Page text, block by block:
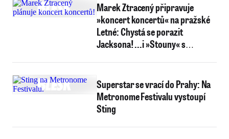
Marek Ztracený připravuje
»koncert koncertů« na pražské
Letné: Chystá se porazit
Jacksona! ...i »Stouny« s
Superstar se vrací do Prahy: Na
Metronome Festivalu vystoupí
Sting